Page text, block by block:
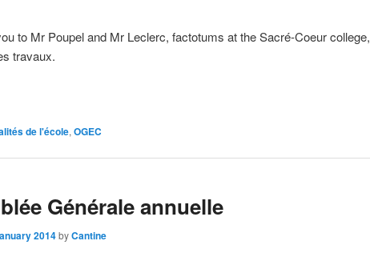
to Mr Poupel and Mr Leclerc, factotums at the Sacré-Coeur college,
travaux.
de l'école, OGEC
Générale annuelle
2014byCantine